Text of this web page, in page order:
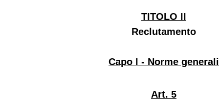
TITOLO II
Reclutamento
Capo I - Norme generali
Art. 5